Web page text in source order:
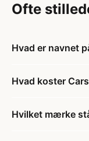
Ofte
Hvad er navnet
Hvad koster
Hvilket mærke